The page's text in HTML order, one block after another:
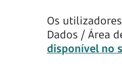
Os
Dados / Área
disponível no